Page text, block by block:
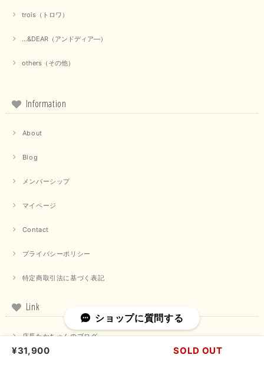
ラックなので、カジュアルからきれいめまで、様々なコーディネートに合わ
ると幸いです。 ありがとうございました。 又のご来店お待ち
しております。
毎回迅速に発送して頂きありがとうございます 手書きのメッセージも楽し
みになっています 丈感が短いカットソーを探していて、ちょうど見つかり
良かったです またよろしくお願いします
trois（トロワ）
...&DEAR（アンドディア―）
others（その他）
Information
About
Blog
メンバーシップ
マイページ
Contact
プライバシーポリシー
特定商取引法に基づく表記
Link
店長たかちゃんのブログ
¥31,900 SOLD OUT
ショップに質問する